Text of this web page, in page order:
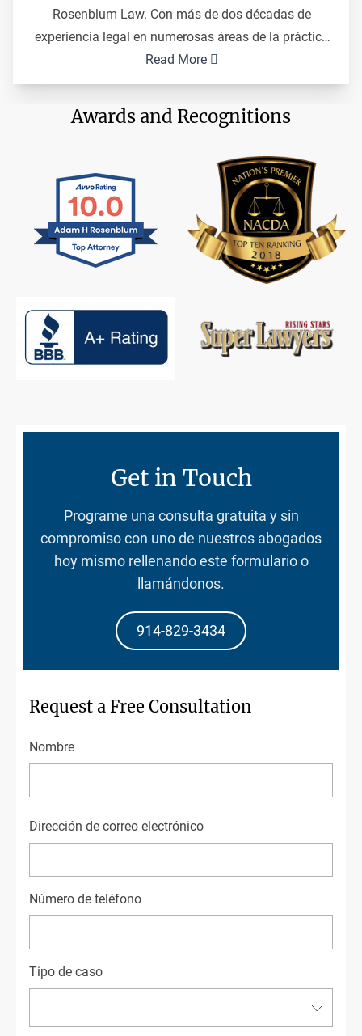
Rosenblum Law. Con más de dos décadas de
experiencia legal en numerosas áreas de la práctica
del derecho, su enfoque principal es la gestión de
bufetes de abogados y el desarrollo de negocios.
Read More
Awards and Recognitions
Get in Touch
Programe una consulta gratuita y sin
compromiso con uno de nuestros abogados
hoy mismo rellenando este formulario o
llamándonos.
914-829-3434
Request a Free Consultation
Nombre
Dirección de correo electrónico
Número de teléfono
Tipo de caso